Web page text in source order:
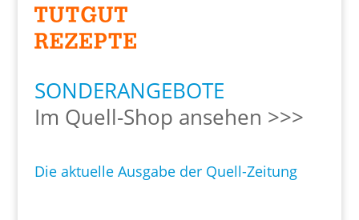
SONDERANGEBOTE
Im Quell-Shop ansehen >>>
Die aktuelle Ausgabe der Quell-Zeitung